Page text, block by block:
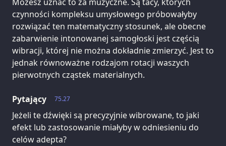
czynności kompleksu umysłowego próbowałyby
rozwiązać ten matematyczny stosunek, ale obecne
zabarwienie intonowanej samogłoski jest częścią
wibracji, której nie można dokładnie zmierzyć. Jest to
jednak równoważne rodzajom rotacji waszych
pierwotnych cząstek materialnych.
75.27
Pytający
Jeżeli te dźwięki są precyzyjnie wibrowane, to jaki
efekt lub zastosowanie miałyby w odniesieniu do
celów adepta?